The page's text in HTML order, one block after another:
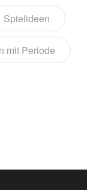
Spielideen
mit Periode